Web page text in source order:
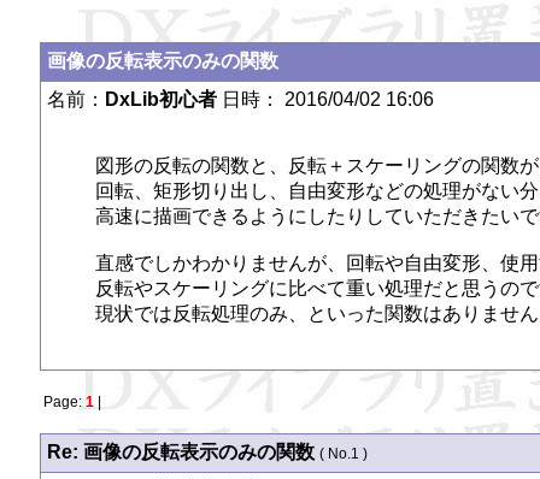
画像の反転表示のみの関数
名前： DxLib初心者日時： 2016/04/02 16:06
図形の反転の関数と、反転＋スケーリングの関数
回転、矩形切り出し、自由変形などの処理がない
高速に描画できるようにしたりしていただきたい
直感でしかわかりませんが、回転や自由変形、使
反転やスケーリングに比べて重い処理だと思うの
現状では反転処理のみ、といった関数はありませ
Page: 1|
Re: 画像の反転表示のみの関数 ( No.1 )